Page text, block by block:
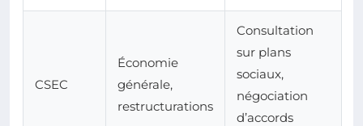
CSEC
Économie
générale,
restructurations
Consultation
sur plans
sociaux,
négociation
d’accords